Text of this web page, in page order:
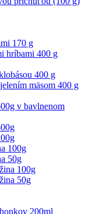
170 g
hríbami 400 g
400 g
mäsom 400 g
v bavlnenom
100g
50g
100g
50g
200ml